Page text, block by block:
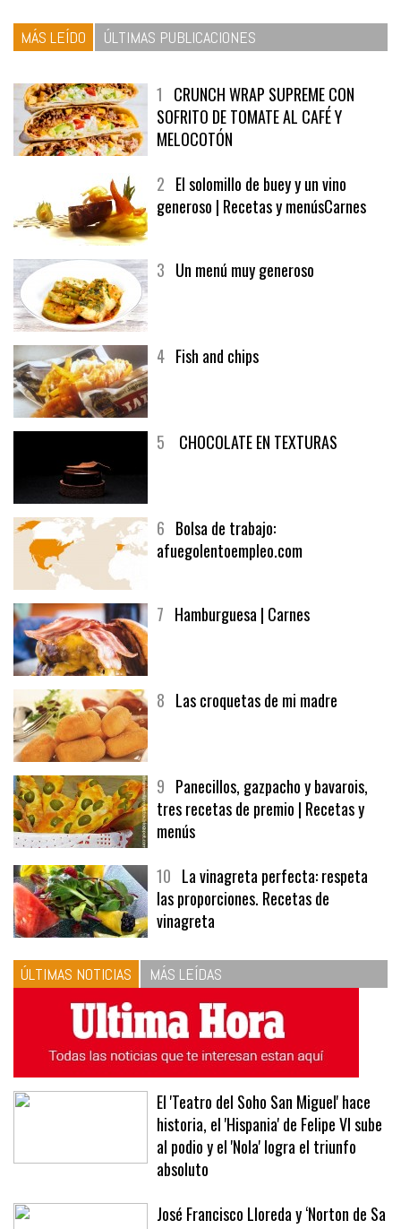
1CRUNCH WRAP SUPREME CON
SOFRITO DE TOMATE AL CAFÉ Y
MELOCOTÓN
2El solomillo de buey y un vino
6Bolsa de trabajo:
9Panecillos, gazpacho y bavarois,
tres recetas de premio | Recetas y
menús
10La vinagreta perfecta: respeta
las proporciones. Recetas de
vinagreta
ÚLTIMAS NOTICIAS MÁS LEÍDAS
El 'Teatro del Soho San Miguel' hace
historia, el 'Hispania' de Felipe VI sube
al podio y el 'Nola' logra el triunfo
absoluto